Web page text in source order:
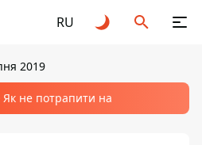
RU
2019
Як не потрапити на